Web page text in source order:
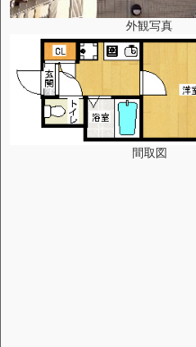
外観写真
間取図